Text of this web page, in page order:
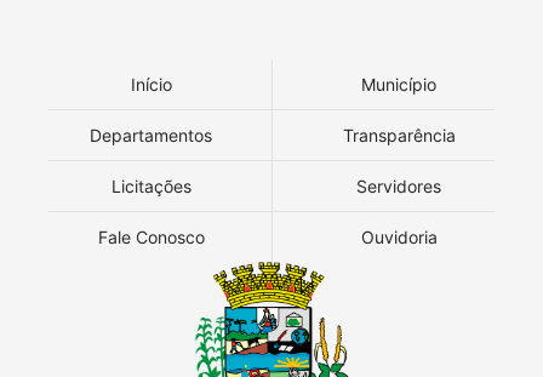
Início Município
Departamentos Transparência
Licitações Servidores
Fale Conosco Ouvidoria